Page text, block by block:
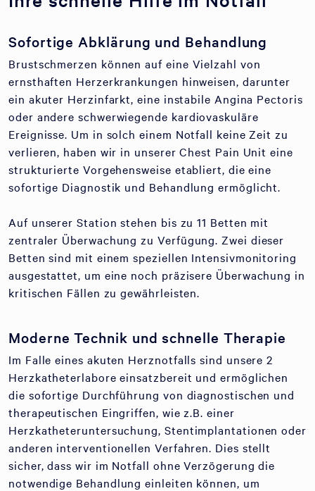
Sofortige Abklärung und Behandlung
Brustschmerzen können auf eine Vielzahl von
ernsthaften Herzerkrankungen hinweisen, darunter
ein akuter Herzinfarkt, eine instabile Angina Pectoris
oder andere schwerwiegende kardiovaskuläre
Ereignisse. Um in solch einem Notfall keine Zeit zu
verlieren, haben wir in unserer Chest Pain Unit eine
strukturierte Vorgehensweise etabliert, die eine
sofortige Diagnostik und Behandlung ermöglicht.
Auf unserer Station stehen bis zu 11 Betten mit
zentraler Überwachung zu Verfügung. Zwei dieser
Betten sind mit einem speziellen Intensivmonitoring
ausgestattet, um eine noch präzisere Überwachung in
kritischen Fällen zu gewährleisten.
Moderne Technik und schnelle Therapie
Im Falle eines akuten Herznotfalls sind unsere 2
Herzkatheterlabore einsatzbereit und ermöglichen
die sofortige Durchführung von diagnostischen und
therapeutischen Eingriffen, wie z.B. einer
Herzkatheteruntersuchung, Stentimplantationen oder
anderen interventionellen Verfahren. Dies stellt
sicher, dass wir im Notfall ohne Verzögerung die
notwendige Behandlung einleiten können, um